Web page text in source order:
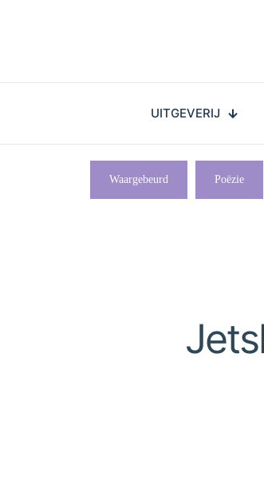
UITGEVERIJ
Waargebeurd Poëzie